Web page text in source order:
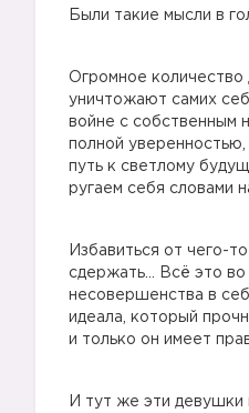
Были такие мысли в
Огромное
уничтожают самих
войне с собственным
полной
путь к светлому
ругаем себя словами
Избавиться от чего-
сдержать… Всё это во
несовершенства в
идеала, который
и только он имеет
И тут же эти девушки